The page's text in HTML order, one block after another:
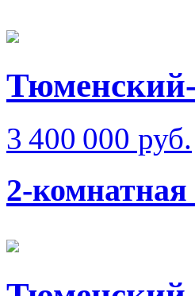
3 400 000 руб.
2-